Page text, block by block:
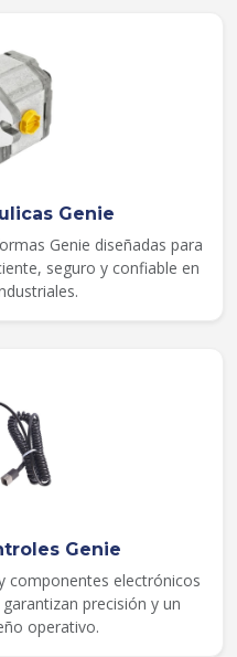
Genie
Genie diseñadas para
seguro y confiable en
Genie
componentes electrónicos
precisión y un
operativo.